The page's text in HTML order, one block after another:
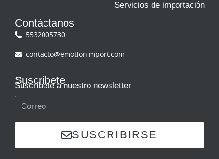
Servicios de importación
Contáctanos
5532005730
contacto@emotionimport.com
Suscribete
Suscríbete a nuestro newsletter
SUSCRIBIRSE